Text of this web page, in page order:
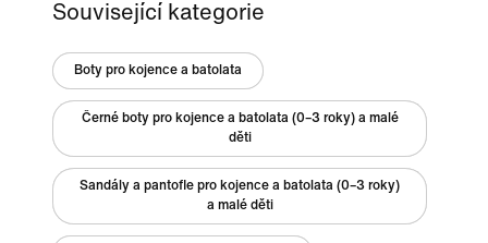
Související kategorie
Boty pro kojence a batolata
Černé boty pro kojence a batolata (0–3 roky) a malé
děti
Sandály a pantofle pro kojence a batolata (0–3 roky)
a malé děti